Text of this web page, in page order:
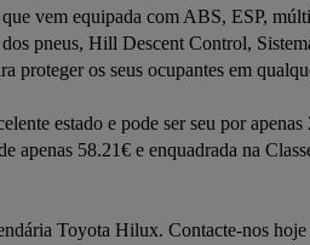
vem equipada com ABS, ESP,
pneus, Hill Descent Control,
proteger os seus ocupantes em
estado e pode ser seu por
apenas 58.21€ e enquadrada na
Toyota Hilux. Contacte-nos